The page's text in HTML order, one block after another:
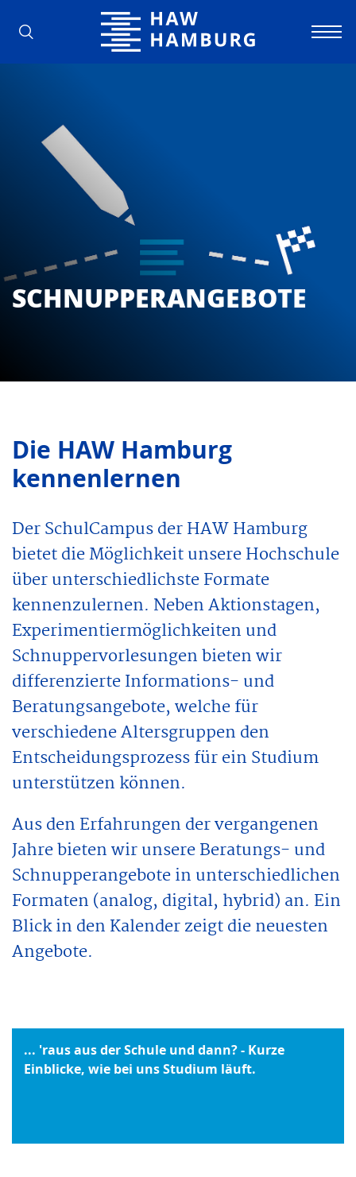
Hochschule für Angewandte
SCHNUPPERANGEBOTE
Die HAW Hamburg
kennenlernen
Der SchulCampus der HAW Hamburg
bietet die Möglichkeit unsere Hochschule
über unterschiedlichste Formate
kennenzulernen. Neben Aktionstagen,
Experimentiermöglichkeiten und
Schnuppervorlesungen bieten wir
differenzierte Informations- und
Beratungsangebote, welche für
verschiedene Altersgruppen den
Entscheidungsprozess für ein Studium
unterstützen können.
Aus den Erfahrungen der vergangenen
Jahre bieten wir unsere Beratungs- und
Schnupperangebote in unterschiedlichen
Formaten (analog, digital, hybrid) an. Ein
Blick in den Kalender zeigt die neuesten
Angebote.
... 'raus aus der Schule und dann? - Kurze
Einblicke, wie bei uns Studium läuft.